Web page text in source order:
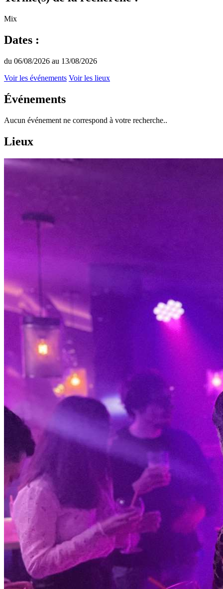
Mix
Dates :
du 06/08/2026 au 13/08/2026
Voir les événements Voir les lieux
Événements
Aucun événement ne correspond à votre recherche..
Lieux